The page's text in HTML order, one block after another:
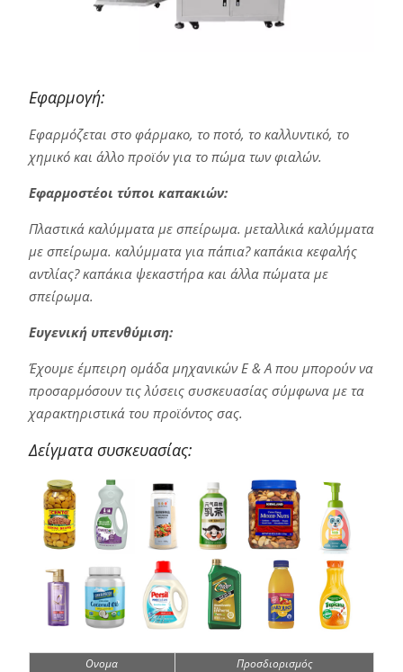
Εφαρμογή:
Εφαρμόζεται στο φάρμακο, το ποτό, το καλλυντικό, το
χημικό και άλλο προϊόν για το πώμα των φιαλών.
Εφαρμοστέοι τύποι καπακιών:
Πλαστικά καλύμματα με σπείρωμα. μεταλλικά καλύμματα
με σπείρωμα. καλύμματα για πάπια? καπάκια κεφαλής
αντλίας? καπάκια ψεκαστήρα και άλλα πώματα με
σπείρωμα.
Ευγενική υπενθύμιση:
Έχουμε έμπειρη ομάδα μηχανικών Ε & Α που μπορούν να
προσαρμόσουν τις λύσεις συσκευασίας σύμφωνα με τα
χαρακτηριστικά του προϊόντος σας.
Δείγματα συσκευασίας:
Ονομα
Προσδιορισμός